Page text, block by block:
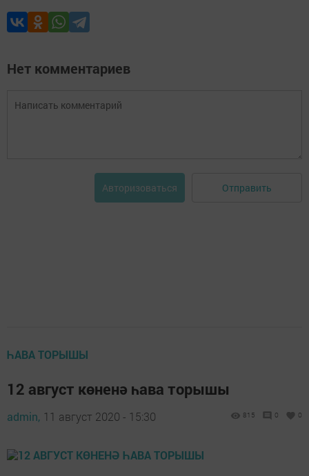
Нет комментариев
Авторизоваться Отправить
ҺАВА ТОРЫШЫ
12 август көненә һава торышы
admin, 11 август 2020 - 15:30 815 0 0